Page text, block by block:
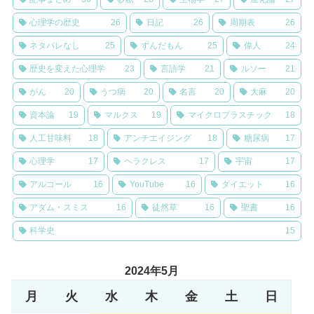
心理学の歴史 26 日記 26 周期表 26
ネタバレなし 25 ずんだもん 25 偉人 24
歴史を変えた心理学 23 言語学 21 ルソー 21
がん 20 うつ病 20 名言 20 大麻 20
資本論 19 マルクス 19 マイクロプラスチック 18
人工甘味料 18 アンチエイジング 18 糖尿病 17
心理学 17 ヘラクレス 17 宇宙 17
アルコール 16 YouTube 16 ダイエット 16
アダム・スミス 16 徒然草 16 聖書 16
科学史 15
2024年5月
月 火 水 木 金 土 日